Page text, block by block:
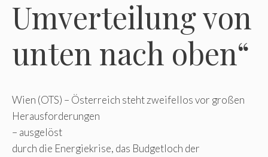
Umverteilung von
unten nach oben“
Wien (OTS) – Österreich steht zweifellos vor großen
Herausforderungen
– ausgelöst
durch die Energiekrise, das Budgetloch der